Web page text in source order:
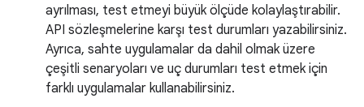
ayrılması, test etmeyi büyük ölçüde kolaylaştırabilir.
API sözleşmelerine karşı test durumları yazabilirsiniz.
Ayrıca, sahte uygulamalar da dahil olmak üzere
çeşitli senaryoları ve uç durumları test etmek için
farklı uygulamalar kullanabilirsiniz.